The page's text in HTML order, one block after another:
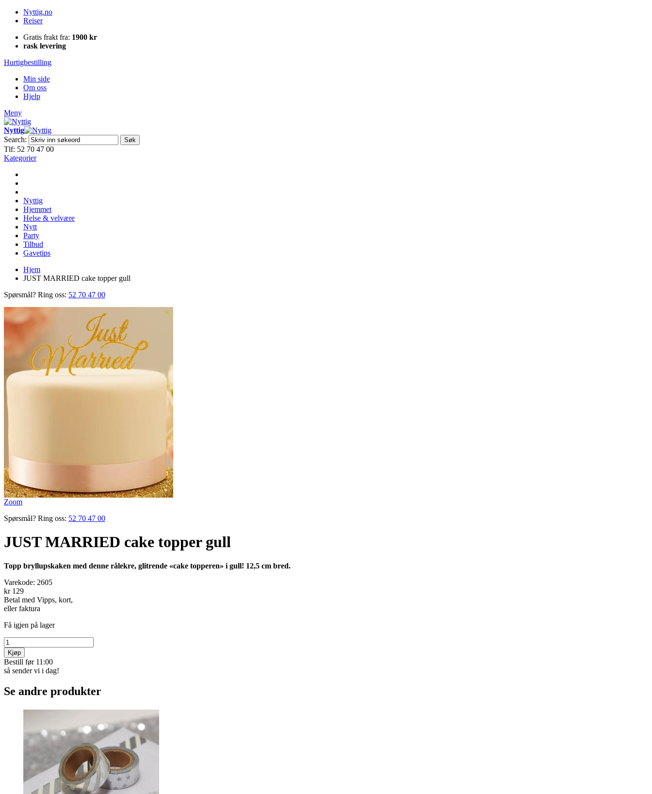
Nyttig.no
Reiser
Gratis frakt fra: 1900 kr
rask levering
Hurtigbestilling
Min side
Om oss
Hjelp
Meny
Nyttig
Search:
Søk
Tlf: 52 70 47 00
Kategorier
Nyttig
Hjemmet
Helse & velvære
Nytt
Party
Tilbud
Gavetips
Hjem
JUST MARRIED cake topper gull
Spørsmål? Ring oss: 52 70 47 00
Zoom
Spørsmål? Ring oss: 52 70 47 00
JUST MARRIED cake topper gull
Topp bryllupskaken med denne rålekre, glitrende «cake topperen» i gull! 12,5 cm bred.
Varekode: 2605
kr 129
Betal med Vipps, kort,
eller faktura
Få igjen på lager
Kjøp
Bestill før 11:00
så sender vi i dag!
Se andre produkter